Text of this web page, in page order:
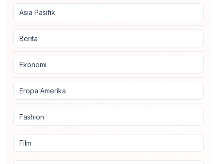
Asia Pasifik
Berita
Ekonomi
Eropa Amerika
Fashion
Film